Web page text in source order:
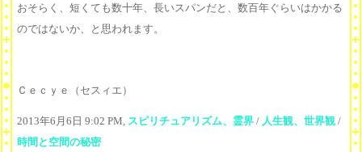
おそらく、短くても数十年、長いスパンだと、数百年ぐらいはかかる
のではないか、と思われます。
Ｃｅｃｙｅ（セスィエ）
2013年6月6日 9:02 PM, スピリチュアリズム、霊界 / 人生観、世界観 /
時間と空間の秘密